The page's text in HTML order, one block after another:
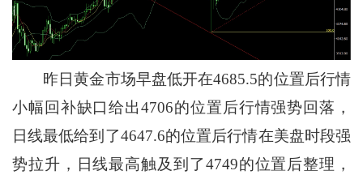
昨日黄金市场早盘低开在4685.5的位置后行情
小幅回补缺口给出4706的位置后行情强势回落，
日线最低给到了4647.6的位置后行情在美盘时段强
势拉升，日线最高触及到了4749的位置后整理，